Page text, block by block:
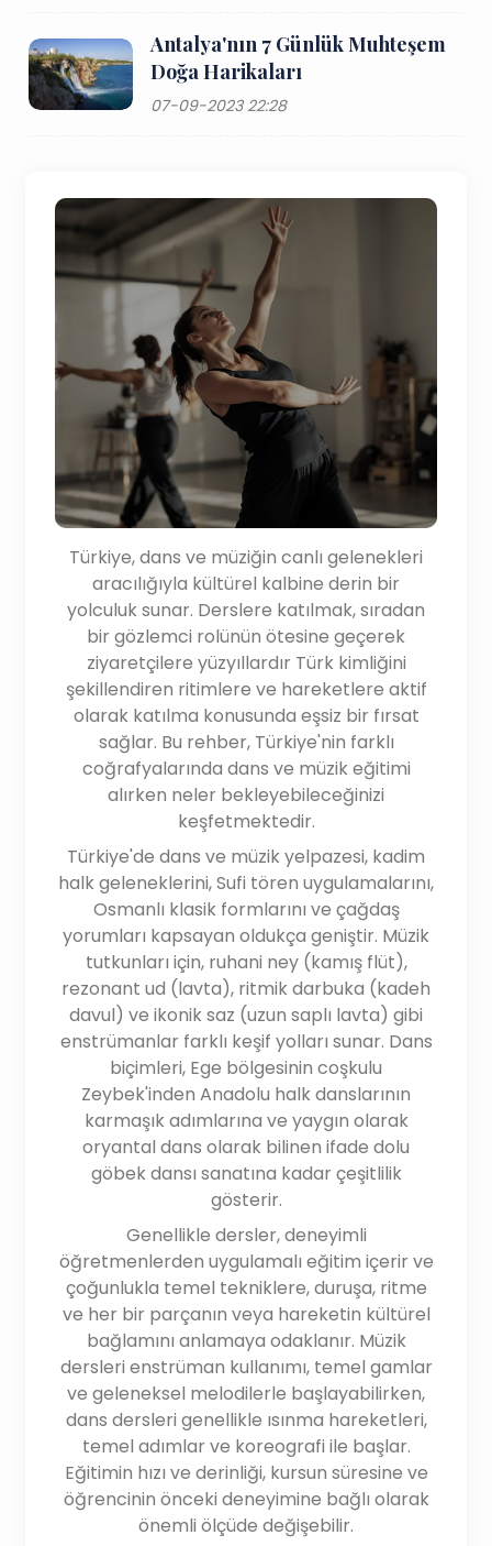
Türkiye, dans ve müziğin canlı gelenekleri
aracılığıyla kültürel kalbine derin bir
yolculuk sunar. Derslere katılmak, sıradan
bir gözlemci rolünün ötesine geçerek
ziyaretçilere yüzyıllardır Türk kimliğini
şekillendiren ritimlere ve hareketlere aktif
olarak katılma konusunda eşsiz bir fırsat
sağlar. Bu rehber, Türkiye'nin farklı
coğrafyalarında dans ve müzik eğitimi
alırken neler bekleyebileceğinizi
keşfetmektedir.
Türkiye'de dans ve müzik yelpazesi, kadim
halk geleneklerini, Sufi tören uygulamalarını,
Osmanlı klasik formlarını ve çağdaş
yorumları kapsayan oldukça geniştir. Müzik
tutkunları için, ruhani ney (kamış flüt),
rezonant ud (lavta), ritmik darbuka (kadeh
davul) ve ikonik saz (uzun saplı lavta) gibi
enstrümanlar farklı keşif yolları sunar. Dans
biçimleri, Ege bölgesinin coşkulu
Zeybek'inden Anadolu halk danslarının
karmaşık adımlarına ve yaygın olarak
oryantal dans olarak bilinen ifade dolu
göbek dansı sanatına kadar çeşitlilik
gösterir.
Genellikle dersler, deneyimli
öğretmenlerden uygulamalı eğitim içerir ve
çoğunlukla temel tekniklere, duruşa, ritme
ve her bir parçanın veya hareketin kültürel
bağlamını anlamaya odaklanır. Müzik
dersleri enstrüman kullanımı, temel gamlar
ve geleneksel melodilerle başlayabilirken,
dans dersleri genellikle ısınma hareketleri,
temel adımlar ve koreografi ile başlar.
Eğitimin hızı ve derinliği, kursun süresine ve
öğrencinin önceki deneyimine bağlı olarak
önemli ölçüde değişebilir.
Antalya'nın 7 Günlük Muhteşem
Doğa Harikaları
07-09-2023 22:28